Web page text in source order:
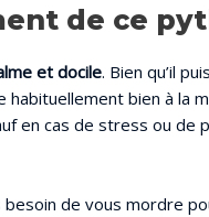
de ce
et docile. Bien qu’il
habituellement bien à la
en cas de stress ou de
besoin de vous mordre